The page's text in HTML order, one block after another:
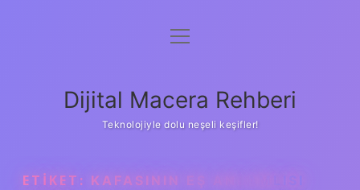
Anasayfa
Yasal Uyarı
menüyü
Dijital Macera Rehberi
Teknolojiyle dolu neşeli keşifler!
ETIKET: KAFASININ EŞ ANLAMLISI